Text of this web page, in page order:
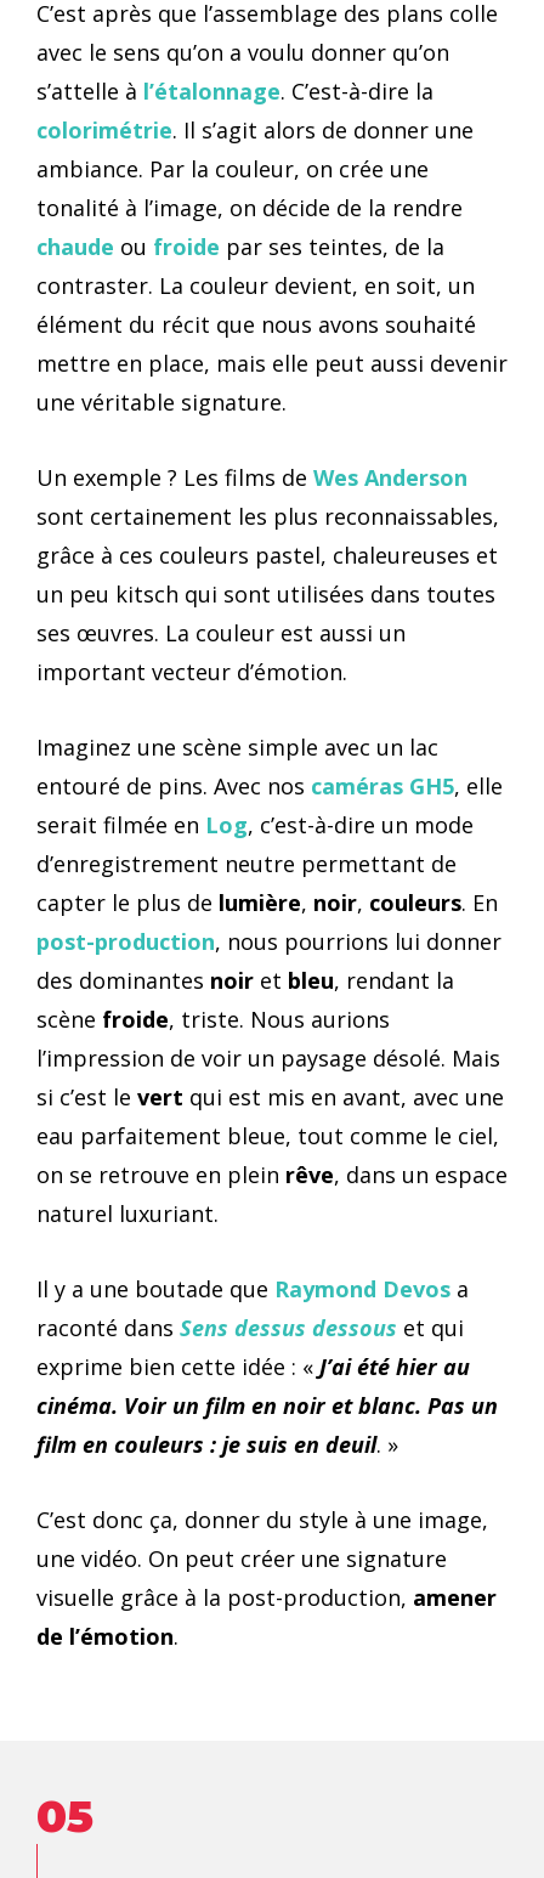
C’est après que l’assemblage des plans colle
avec le sens qu’on a voulu donner qu’on
s’attelle à l’étalonnage. C’est-à-dire la
colorimétrie. Il s’agit alors de donner une
ambiance. Par la couleur, on crée une
tonalité à l’image, on décide de la rendre
chaude ou froide par ses teintes, de la
contraster. La couleur devient, en soit, un
élément du récit que nous avons souhaité
mettre en place, mais elle peut aussi devenir
une véritable signature.
Un exemple ? Les films de Wes Anderson
sont certainement les plus reconnaissables,
grâce à ces couleurs pastel, chaleureuses et
un peu kitsch qui sont utilisées dans toutes
ses œuvres. La couleur est aussi un
important vecteur d’émotion.
Imaginez une scène simple avec un lac
entouré de pins. Avec nos caméras GH5, elle
serait filmée en Log, c’est-à-dire un mode
d’enregistrement neutre permettant de
capter le plus de lumière, noir, couleurs. En
post-production, nous pourrions lui donner
des dominantes noir et bleu, rendant la
scène froide, triste. Nous aurions
l’impression de voir un paysage désolé. Mais
si c’est le vert qui est mis en avant, avec une
eau parfaitement bleue, tout comme le ciel,
on se retrouve en plein rêve, dans un espace
naturel luxuriant.
Il y a une boutade que Raymond Devos a
raconté dans Sens dessus dessous et qui
exprime bien cette idée : « J’ai été hier au
cinéma. Voir un film en noir et blanc. Pas un
film en couleurs : je suis en deuil. »
C’est donc ça, donner du style à une image,
une vidéo. On peut créer une signature
visuelle grâce à la post-production, amener
de l’émotion.
05